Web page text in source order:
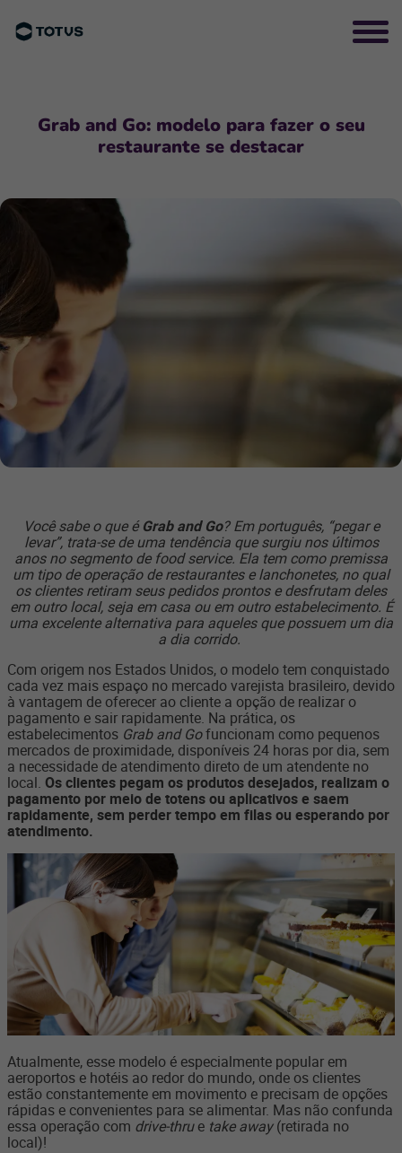
Grab and Go: modelo para fazer o seu
restaurante se destacar
Você sabe o que éGrab and Go? Em português, “pegar e
levar”, trata-se de uma tendência que surgiu nos últimos
anos no segmento de food service. Ela tem como premissa
um tipo de operação de restaurantes e lanchonetes, no qual
os clientes retiram seus pedidos prontos e desfrutam deles
em outro local, seja em casa ou em outro estabelecimento. É
uma excelente alternativa para aqueles que possuem um dia
a dia corrido.
Com origem nos Estados Unidos, o modelo tem conquistado
cada vez mais espaço no mercado varejista brasileiro, devido
à vantagem de oferecer ao cliente a opção de realizar o
pagamento e sair rapidamente. Na prática, os
estabelecimentos Grab and Gofuncionam como pequenos
mercados de proximidade, disponíveis 24 horas por dia, sem
a necessidade de atendimento direto de um atendente no
local. Os clientes pegam os produtos desejados, realizam o
pagamento por meio de totens ou aplicativos e saem
rapidamente, sem perder tempo em filas ou esperando por
atendimento.
Atualmente, esse modelo é especialmente popular em
aeroportos e hotéis ao redor do mundo, onde os clientes
estão constantemente em movimento e precisam de opções
rápidas e convenientes para se alimentar. Mas não confunda
essa operação com drive-thrue take away(retirada no
local)!